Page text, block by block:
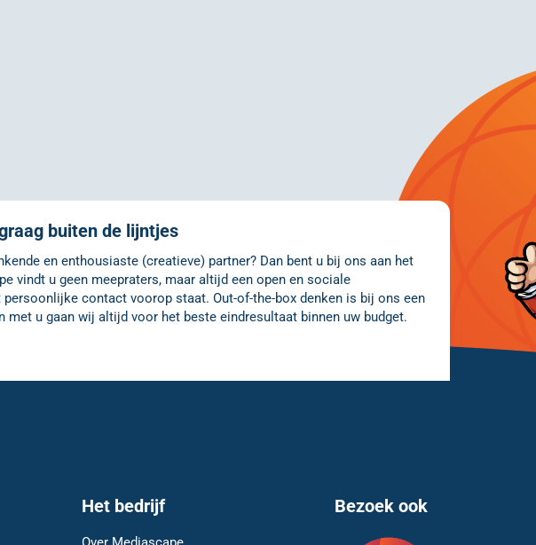
buiten de lijntjes
en enthousiaste (creatieve) partner? Dan bent u bij ons aan het
vindt u geen meepraters, maar altijd een open en sociale
contact voorop staat. Out-of-the-box denken is bij ons een
met u gaan wij altijd voor het beste eindresultaat binnen uw budget.
Het bedrijf Bezoek ook